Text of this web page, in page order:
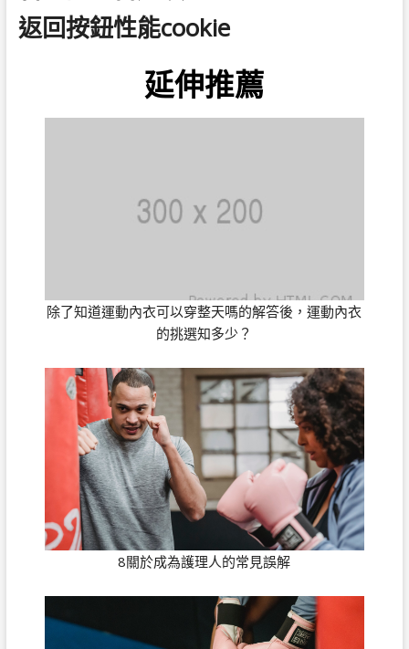
返回按鈕性能cookie
延伸推薦
除了知道運動內衣可以穿整天嗎的解答後，運動內衣
的挑選知多少？
8關於成為護理人的常見誤解